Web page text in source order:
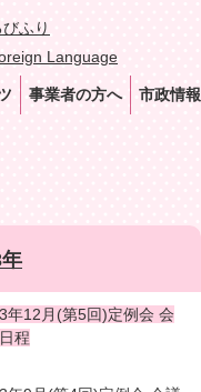
びふり
Language
事業者の方へ 市政情報
年12月(第5回)定例会 会
程